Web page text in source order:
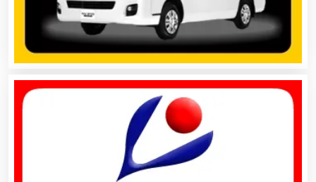
Artículos de Piel
Artículos Deportivos
Artículos Importados
Artículos para el Hogar